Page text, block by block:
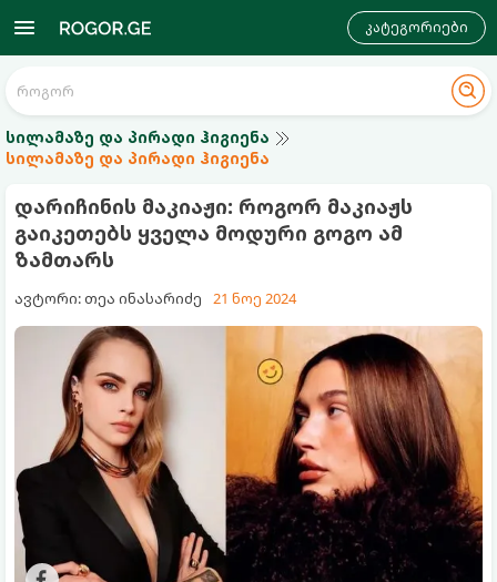
კატეგორიები
სილამაზე და პირადი ჰიგიენა
სილამაზე და პირადი ჰიგიენა
დარიჩინის მაკიაჟი: როგორ მაკიაჟს
გაიკეთებს ყველა მოდური გოგო ამ
ზამთარს
ავტორი: თეა ინასარიძე 21 ნოე 2024